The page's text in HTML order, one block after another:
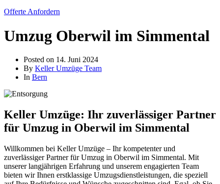
Offerte Anfordern
Umzug Oberwil im Simmental
Posted on 14. Juni 2024
By Keller Umzüge Team
In Bern
Keller Umzüge: Ihr zuverlässiger Partner
für Umzug in Oberwil im Simmental
Willkommen bei Keller Umzüge – Ihr kompetenter und
zuverlässiger Partner für Umzug in Oberwil im Simmental. Mit
unserer langjährigen Erfahrung und unserem engagierten Team
bieten wir Ihnen erstklassige Umzugsdienstleistungen, die speziell